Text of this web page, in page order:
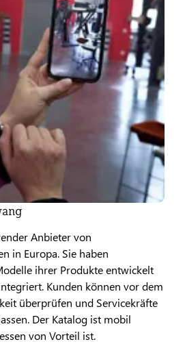
Anbieter von
in Europa. Sie haben
ihrer Produkte entwickelt
Kunden können vor dem
überprüfen und Servicekräfte
Der Katalog ist mobil
von Vorteil ist.